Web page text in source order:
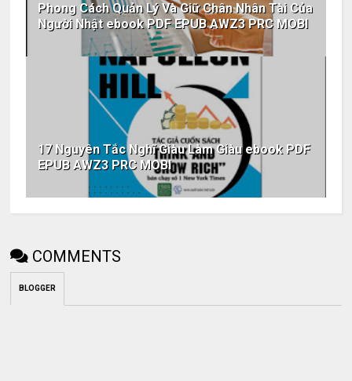
Phong Cách Quản Lý Và Giữ Chân Nhân Tài Của
Người Nhật ebook PDF EPUB AWZ3 PRC MOBI
17 Nguyên Tắc Nghĩ Giàu Làm Giàu ebook PDF
EPUB AWZ3 PRC MOBI
COMMENTS
BLOGGER